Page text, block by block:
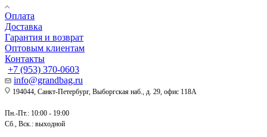
Оплата
Доставка
Гарантия и возврат
Оптовым клиентам
Контакты
+7 (953) 370-0603
info@grandbag.ru
194044, Санкт-Петербург, Выборгская наб., д. 29, офис 118А
Пн.-Пт.: 10:00 - 19:00
Сб., Вск.: выходной